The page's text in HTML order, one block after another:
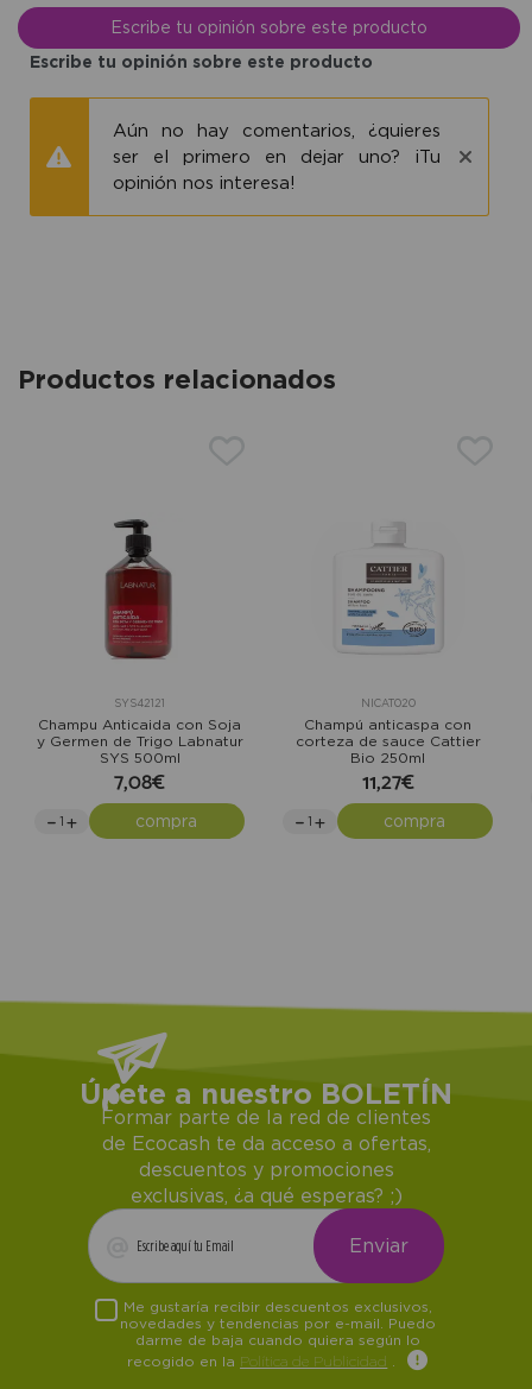
Escribe tu opinión sobre este producto
Escribe tu opinión sobre este producto
Aún no hay comentarios, ¿quieres
ser el primero en dejar uno? ¡Tu
opinión nos interesa!
Productos relacionados
SYS42121
Champu Anticaida con Soja
y Germen de Trigo Labnatur
SYS 500ml
7,08€
compra
NICAT020
Champú anticaspa con
corteza de sauce Cattier
Bio 250ml
11,27€
compra
Únete a nuestro BOLETÍN
Formar parte de la red de clientes
de Ecocash te da acceso a ofertas,
descuentos y promociones
exclusivas, ¿a qué esperas? ;)
Me gustaría recibir descuentos exclusivos,
novedades y tendencias por e-mail. Puedo
darme de baja cuando quiera según lo
recogido en la Política de Publicidad